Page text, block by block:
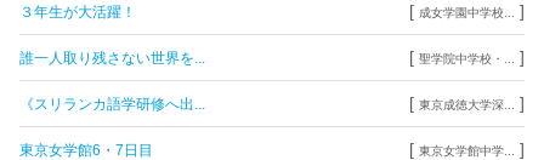
３年生が大活躍！ [ 成女学園中学校... ]
誰一人取り残さない世界を... [ 聖学院中学校・... ]
《スリランカ語学研修へ出... [ 東京成徳大学深... ]
東京女学館6・7日目 [ 東京女学館中学... ]